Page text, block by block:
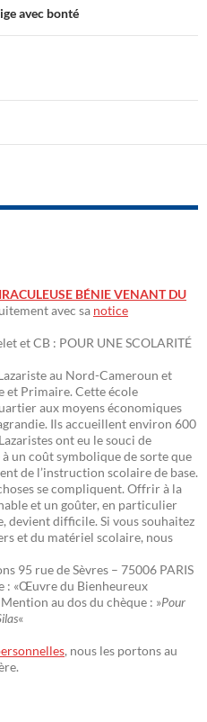
avec bonté
BÉNIE VENANT DU
avec sa notice
et CB : POUR UNE SCOLARITÉ
au Nord-Cameroun et
et Primaire. Cette école
aux moyens économiques
Ils accueillent environ 600
ont eu le souci de
un coût symbolique de sorte que
de l’instruction scolaire de base.
se compliquent. Offrir à la
et un goûter, en particulier
devient difficile. Si vous souhaitez
et du matériel scolaire, nous
95 rue de Sèvres – 75006 PARIS
: «Œuvre du Bienheureux
au dos du chèque : »Pour
«
, nous les portons au